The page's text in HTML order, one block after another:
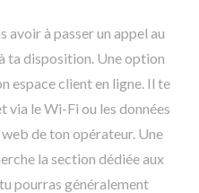
avoir à passer un appel au
ta disposition. Une option
espace client en ligne. Il te
via le Wi-Fi ou les données
de ton opérateur. Une
la section dédiée aux
pourras généralement